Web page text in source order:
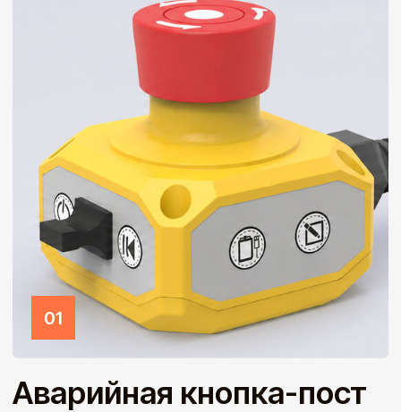
Узнать подробнее
WEB приложение
Интуитивный и удобный WEB интерфейс, легкое
использование инструкции движений, возможность
графического программирования, ручное обучения
робота, высокая производительность в реальном
времени.
роботов